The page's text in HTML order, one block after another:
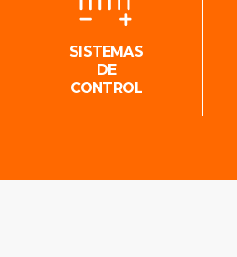
SISTEMAS
DE
CONTROL